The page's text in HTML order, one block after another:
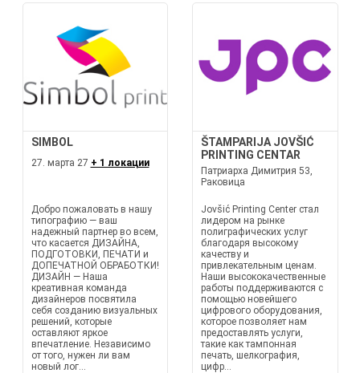
SIMBOL
27. марта 27 + 1 локации
Добро пожаловать в нашу
типографию — ваш
надежный партнер во всем,
что касается ДИЗАЙНА,
ПОДГОТОВКИ, ПЕЧАТИ и
ДОПЕЧАТНОЙ ОБРАБОТКИ!
ДИЗАЙН — Наша
креативная команда
дизайнеров посвятила
себя созданию визуальных
решений, которые
оставляют яркое
впечатление. Независимо
от того, нужен ли вам
новый лог...
ŠTAMPARIJA JOVŠIĆ
PRINTING CENTAR
Патриарха Димитрия 53,
Раковица
Jovšić Printing Center стал
лидером на рынке
полиграфических услуг
благодаря высокому
качеству и
привлекательным ценам.
Наши высококачественные
работы поддерживаются с
помощью новейшего
цифрового оборудования,
которое позволяет нам
предоставлять услуги,
такие как тампонная
печать, шелкография,
цифр...